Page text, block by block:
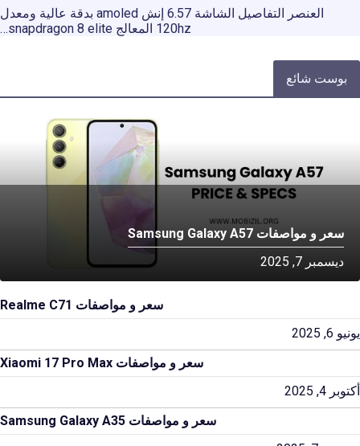
العنصر التفاصيل الشاشة 6.57 إنش amoled بدقة عالية ومعدل
120hz المعالج snapdragon 8 elite…
بوست شائع
سعر و مواصفات Samsung Galaxy A57
ديسمبر 7, 2025
سعر و مواصفات Realme C71
يونيو 6, 2025
سعر و مواصفات Xiaomi 17 Pro Max
أكتوبر 4, 2025
سعر و مواصفات Samsung Galaxy A35